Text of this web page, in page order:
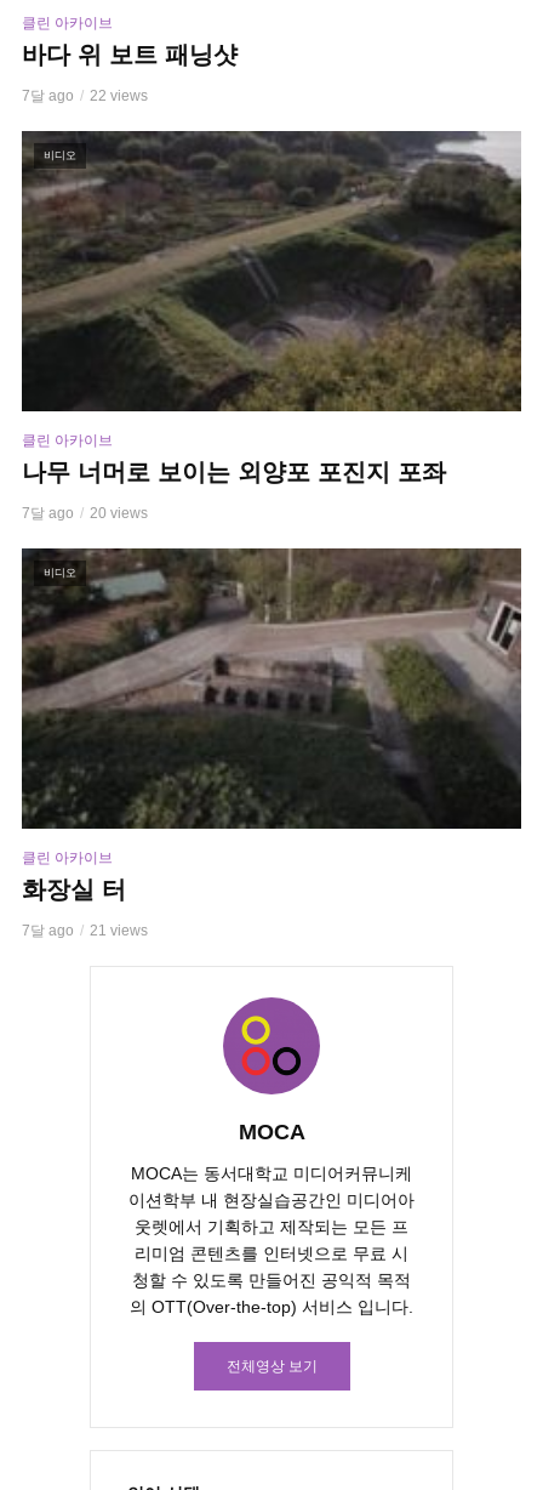
클린 아카이브
바다 위 보트 패닝샷
7달 ago 22 views
비디오
클린 아카이브
나무 너머로 보이는 외양포 포진지 포좌
7달 ago 20 views
비디오
클린 아카이브
화장실 터
7달 ago 21 views
MOCA
MOCA는 동서대학교 미디어커뮤니케
이션학부 내 현장실습공간인 미디어아
웃렛에서 기획하고 제작되는 모든 프
리미엄 콘텐츠를 인터넷으로 무료 시
청할 수 있도록 만들어진 공익적 목적
의 OTT(Over-the-top) 서비스 입니다.
전체영상 보기